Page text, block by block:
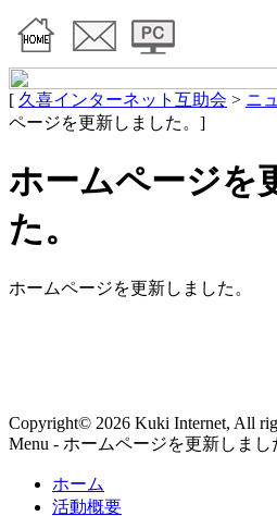
[ 久喜インターネット互助会 > ニ
ページを更新しました。 ]
ホームページを
た。
ホームページを更新しました。
Copyright© 2026 Kuki Internet, All
Menu - ホームページを更新しまし
ホーム
活動概要